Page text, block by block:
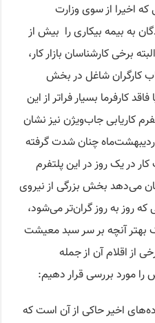
که اخیرا از سوی وزارت
به بیمه بیکاری را بیش از
برخی کارشناسان بازار کار،
کارگران شاغل در بخش
کارفرما بسیار فراتر از این
گزارش اخیر[2] پلتفرم کاریابی جاب‌ویژن نیز نشان
چنان شدت گرفته
در یک روز در این پلتفرم
می‌دهد بخش بزرگی از نیروی
روز به روز گران‌تر می‌شود،
بهتر آنچه بر سر سبد معیشت
از اقلام آن از جمله
مورد بررسی قرار دهیم:
اخیر حاکی از آن است که